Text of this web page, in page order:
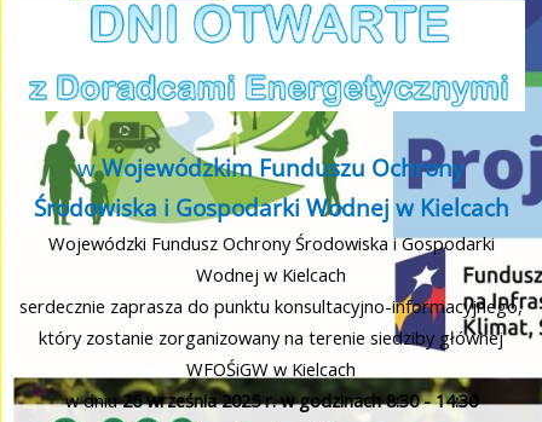
wWojewódzkim Funduszu Ochrony
Środowiska i Gospodarki Wodnej w Kielcach
Wojewódzki Fundusz Ochrony Środowiska i Gospodarki
Wodnej w Kielcach
serdecznie zaprasza do punktu konsultacyjno-informacyjnego,
który zostanie zorganizowany na terenie siedziby głównej
WFOŚiGW w Kielcach
w dniu26 września2025 r. w godzinach 8:30 - 14:30